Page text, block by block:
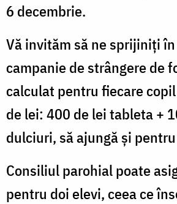
6 decembrie.
Vă invităm să ne sprijiniți
campanie de strângere de
calculat pentru fiecare
de lei: 400 de lei tableta +
dulciuri, să ajungă și
Consiliul parohial poate
pentru doi elevi, ceea ce